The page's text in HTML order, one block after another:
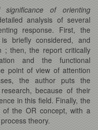
significance of orienting
analysis of several
response. First, the
briefly considered, and
; then, the report critically
and the functional
point of view of attention
the author puts the
because of their
in this field. Finally, the
of the OR concept, with a
theory.